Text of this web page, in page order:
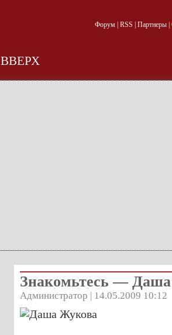
Форум| RSS Партнеры|
ВВЕРХ
Знакомьтесь —
Администратор | 14.05.2009 10:12